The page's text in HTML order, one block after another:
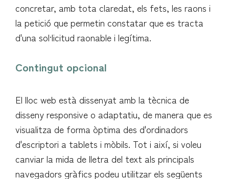
concretar, amb tota claredat, els fets, les raons i
la petició que permetin constatar que es tracta
d'una sol·licitud raonable i legítima.
Contingut opcional
El lloc web està dissenyat amb la tècnica de
disseny responsive o adaptatiu, de manera que es
visualitza de forma òptima des d'ordinadors
d'escriptori a tablets i mòbils. Tot i així, si voleu
canviar la mida de lletra del text als principals
navegadors gràfics podeu utilitzar els següents